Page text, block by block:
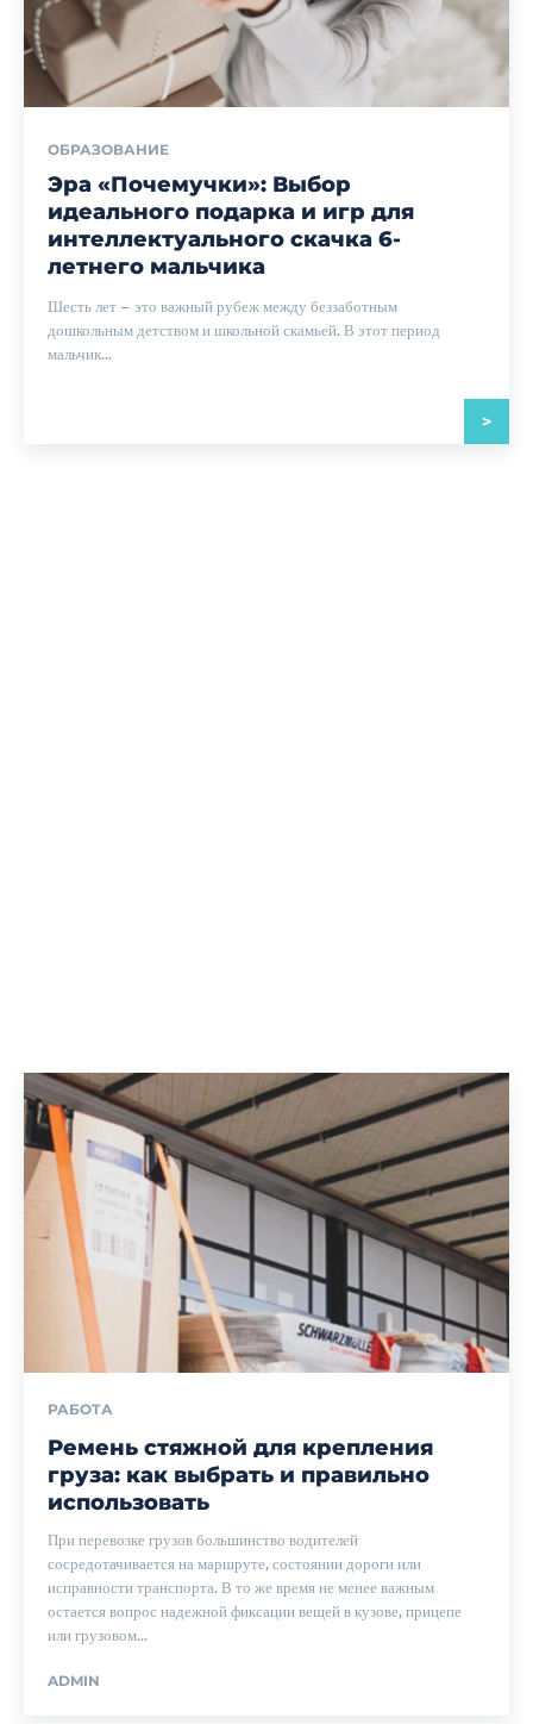
ОБРАЗОВАНИЕ
Эра «Почемучки»: Выбор
идеального подарка и игр для
интеллектуального скачка 6-
летнего мальчика
Шесть лет – это важный рубеж между беззаботным
дошкольным детством и школьной скамьей. В этот период
мальчик...
>
РАБОТА
Ремень стяжной для крепления
груза: как выбрать и правильно
использовать
При перевозке грузов большинство водителей
сосредотачивается на маршруте, состоянии дороги или
исправности транспорта. В то же время не менее важным
остается вопрос надежной фиксации вещей в кузове, прицепе
или грузовом...
ADMIN